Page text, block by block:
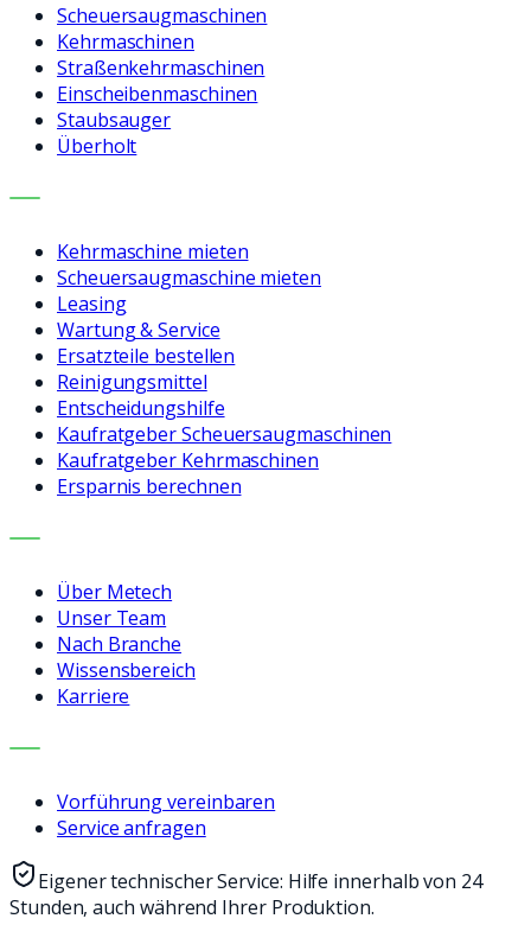
Scheuersaugmaschinen
Kehrmaschinen
Straßenkehrmaschinen
Einscheibenmaschinen
Staubsauger
Überholt
LEISTUNGEN
Kehrmaschine mieten
Scheuersaugmaschine mieten
Leasing
Wartung & Service
Ersatzteile bestellen
Reinigungsmittel
Entscheidungshilfe
Kaufratgeber Scheuersaugmaschinen
Kaufratgeber Kehrmaschinen
Ersparnis berechnen
UNTERNEHMEN
Über Metech
Unser Team
Nach Branche
Wissensbereich
Karriere
KONTAKT
Vorführung vereinbaren
Service anfragen
Eigener technischer Service: Hilfe innerhalb von 24
Stunden, auch während Ihrer Produktion.